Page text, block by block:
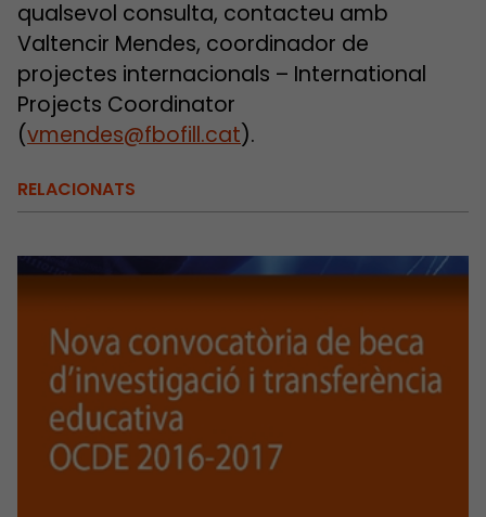
qualsevol consulta, contacteu amb
Valtencir Mendes, coordinador de
projectes internacionals – International
Projects Coordinator
(vmendes@fbofill.cat).
RELACIONATS